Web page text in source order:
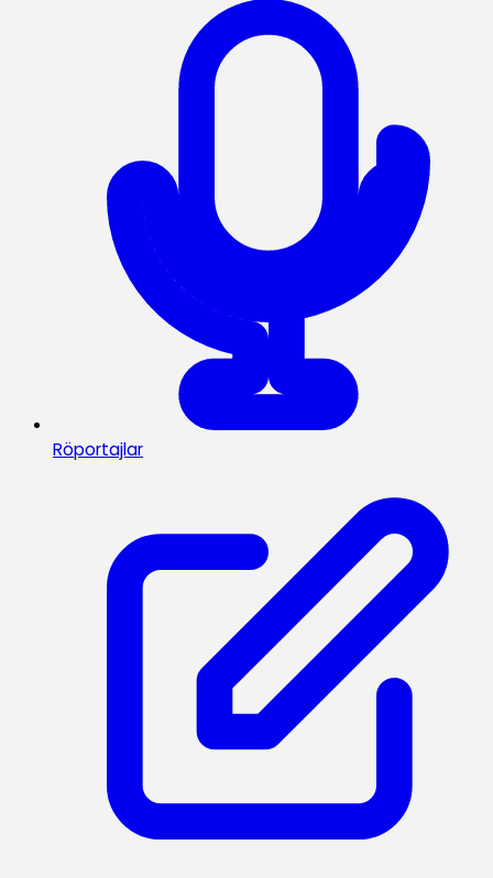
Röportajlar